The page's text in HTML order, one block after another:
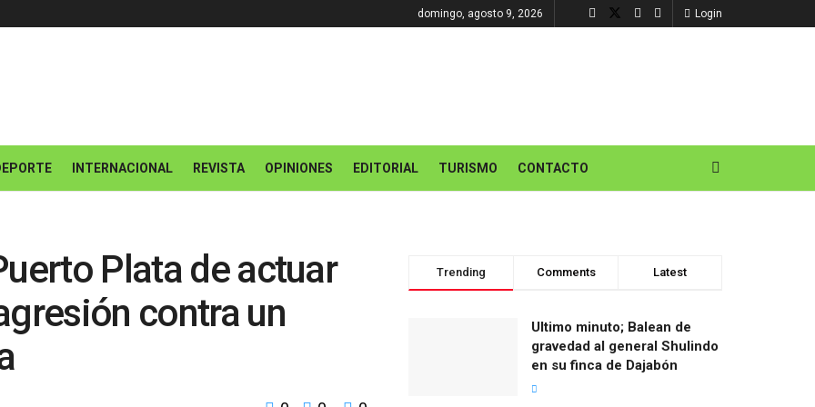
domingo, agosto 9, 2026 Login
INTERNACIONAL REVISTA OPINIONES EDITORIAL TURISMO CONTACTO
Plata de actuar
contra un
Trending Comments Latest
Ultimo minuto; Balean de
gravedad al general Shulindo
en su finca de Dajabón